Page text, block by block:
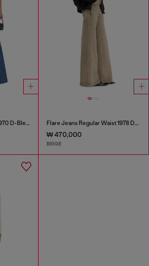
Flare Jeans Low Waist 1970 D-Bleess Flare Jeans Regular Waist 1978 D-Akemi
₩ 470,000
BEIGE